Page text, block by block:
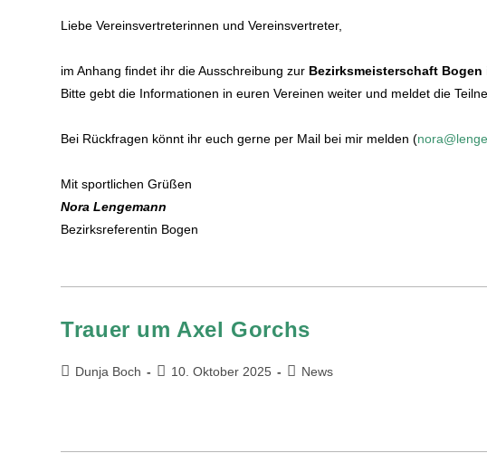
Liebe Vereinsvertreterinnen und Vereinsvertreter,
im Anhang findet ihr die Ausschreibung zur Bezirksmeisterschaft Bogen
Bitte gebt die Informationen in euren Vereinen weiter und meldet die
Bei Rückfragen könnt ihr euch gerne per Mail bei mir melden (
Mit sportlichen Grüßen
Nora Lengemann
Bezirksreferentin Bogen
Trauer um Axel Gorchs
Dunja Boch 10. Oktober 2025 News